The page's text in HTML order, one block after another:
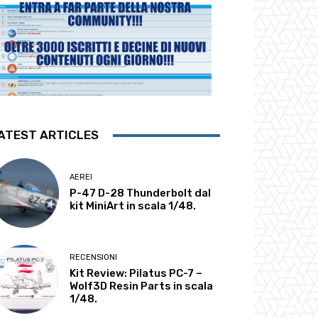
ARTICLES
AEREI
P-47 D-28 Thunderbolt dal
kit MiniArt in scala 1/48.
RECENSIONI
Kit Review: Pilatus PC-7 –
Wolf3D Resin Parts in scala
1/48.